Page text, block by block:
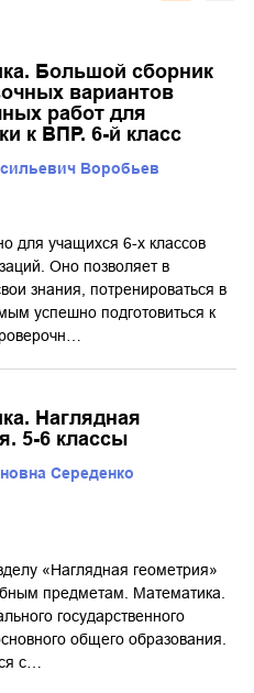
Большой сборник
вариантов
работ для
к ВПР. 6-й класс
Воробьев
для учащихся 6-х классов
Оно позволяет в
знания, потренироваться в
успешно подготовиться к
Наглядная
5-6 классы
Середенко
«Наглядная геометрия»
предметам. Математика.
государственного
общего образования.
с…